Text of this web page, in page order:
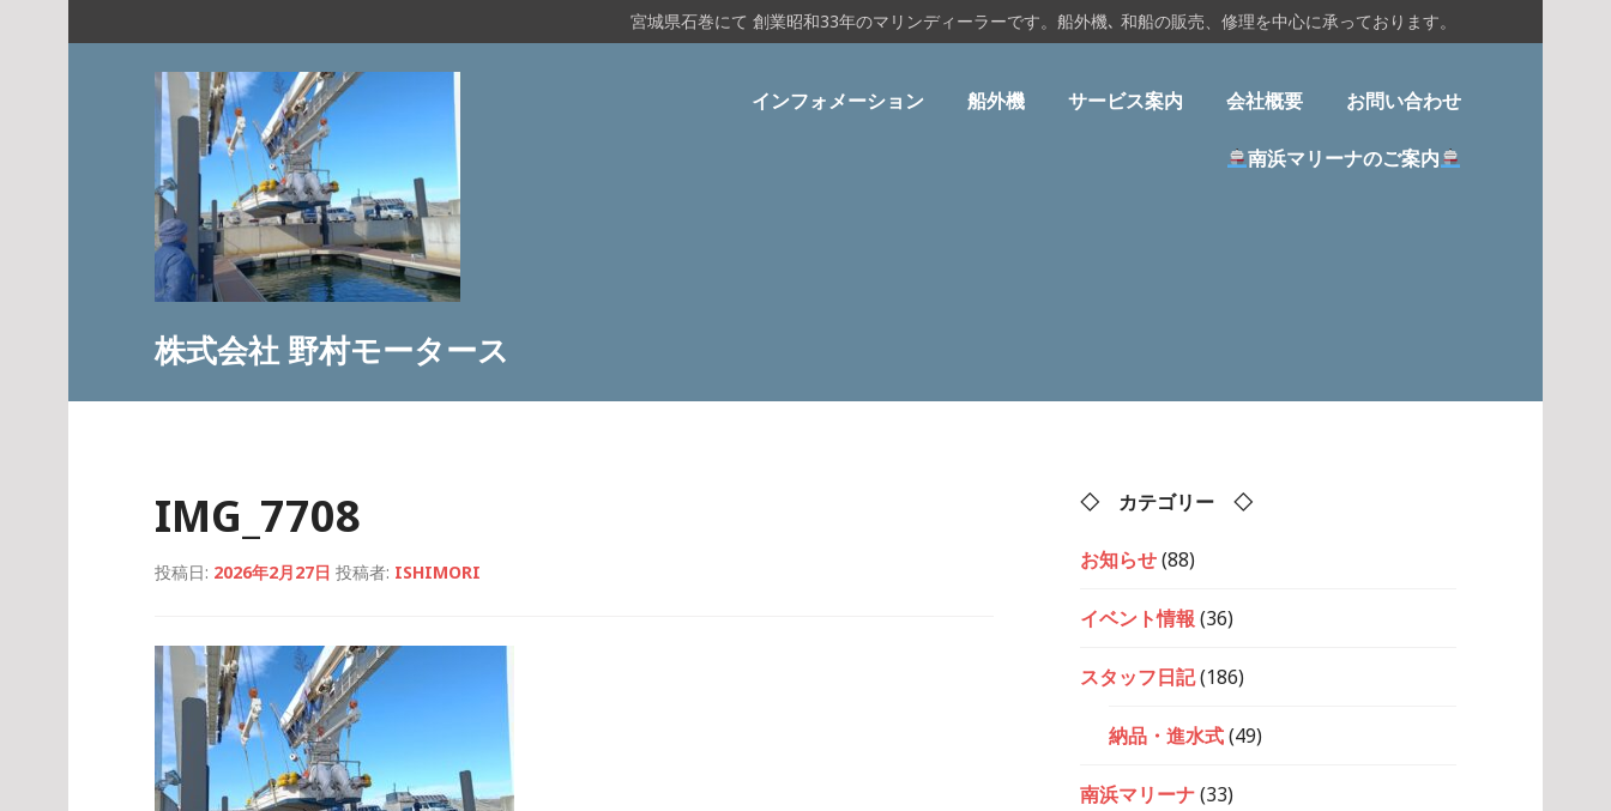
ン
宮城県石巻にて 創業昭和33年のマリンディーラーです。船外機､ 和船の販売、修理を中心に承っております。
株式会社 野村モータース
インフォメーション 船外機 サービス案内 会社概要 お問い合わせ
南浜マリーナのご案内
IMG_7708
投稿日: 2026年2月27日 投稿者: ISHIMORI
◇ カテゴリー ◇
お知らせ(88)
イベント情報 (36)
スタッフ日記(186)
納品・進水式(49)
南浜マリーナ(33)